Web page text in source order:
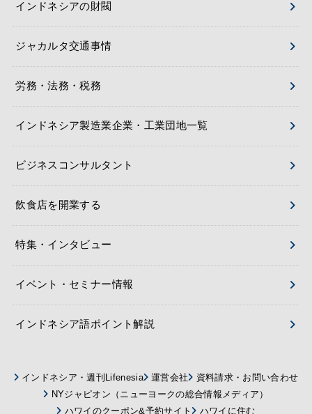
インドネシアの財閥
ジャカルタ交通事情
労務・法務・税務
インドネシア製造業企業・工業団地一覧
ビジネスコンサルタント
飲食店を開業する
特集・インタビュー
イベント・セミナー情報
インドネシア語ポイント解説
インドネシア・週刊Lifenesia 運営会社
資料請求・お問い合わせ
NYジャピオン（ニューヨークの総合情報メディア）
ハワイのクーポン&予約サイト
ハワイに住む